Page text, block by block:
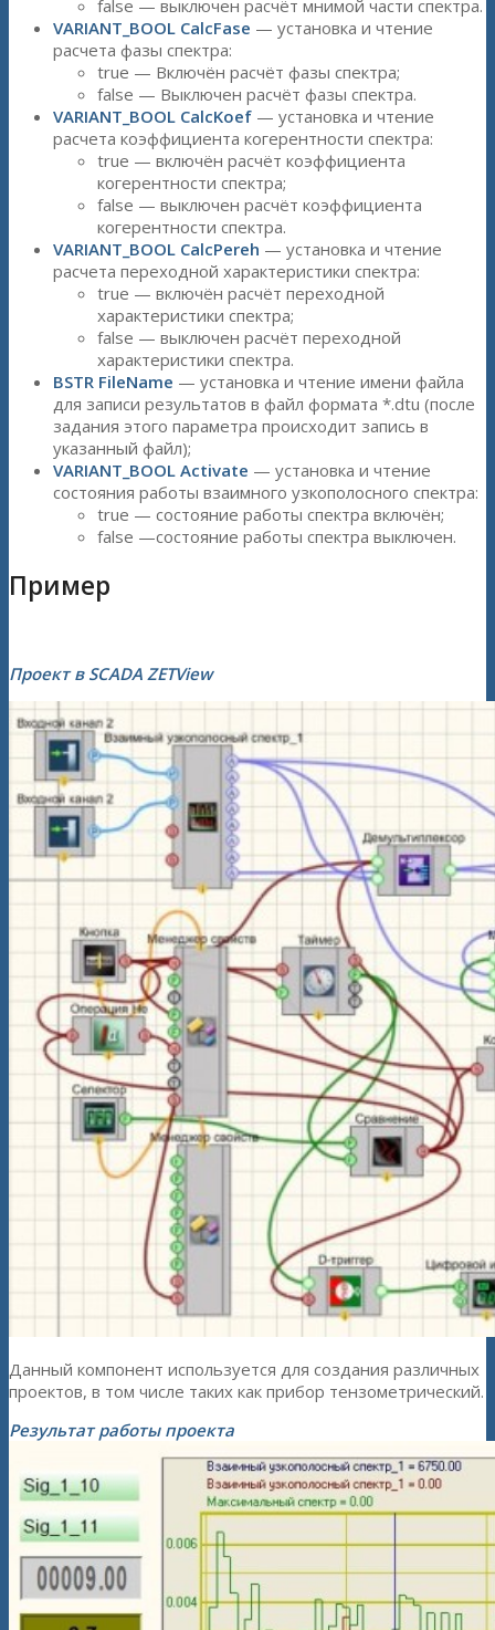
false — выключен расчёт мнимой части спектра.
VARIANT_BOOL CalcFase — установка и чтение
расчета фазы спектра:
true — Включён расчёт фазы спектра;
false — Выключен расчёт фазы спектра.
VARIANT_BOOL CalcKoef — установка и чтение
расчета коэффициента когерентности спектра:
true — включён расчёт коэффициента
когерентности спектра;
false — выключен расчёт коэффициента
когерентности спектра.
VARIANT_BOOL CalcPereh — установка и чтение
расчета переходной характеристики спектра:
true — включён расчёт переходной
характеристики спектра;
false — выключен расчёт переходной
характеристики спектра.
BSTR FileName — установка и чтение имени файла
для записи результатов в файл формата *.dtu (после
задания этого параметра происходит запись в
указанный файл);
VARIANT_BOOL Activate — установка и чтение
состояния работы взаимного узкополосного спектра:
true — состояние работы спектра включён;
false —состояние работы спектра выключен.
Пример
Проект в SCADA ZETView
Данный компонент используется для создания различных
проектов, в том числе таких как прибор тензометрический.
Результат работы проекта